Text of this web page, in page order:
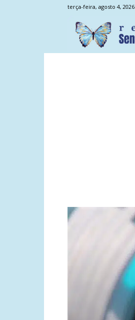
terça-feira, agosto 4, 2026